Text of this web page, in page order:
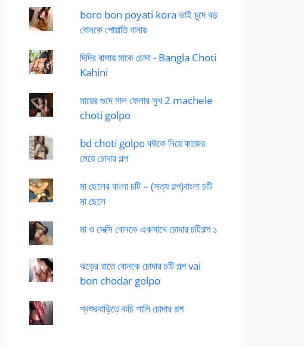
boro bon poyati kora ভাই চুদে বড়
বোনকে পোয়াতি বানায়
দিদির বাসায় মাকে চোদা - Bangla Choti
Kahini
মায়ের গুদে মাল ফেলার সুখ 2 machele
choti golpo
bd choti golpo বউকে নিয়ে কাজের
মেয়ে চোদার গল্প
মা ছেলের বাংলা চটি – (সত্য গল্প)বাংলা চটি
মা ছেলে
মা ও সেক্সি বোনকে একসাথে চোদার চটিগল্প ১
ঝড়ের রাতে বোনকে চোদার চটি গল্প vai
bon chodar golpo
শ্বশুরবাড়িতে কচি শালি চোদার গল্প